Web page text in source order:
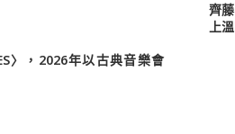
〉，2026年以古典音樂會
齊
上